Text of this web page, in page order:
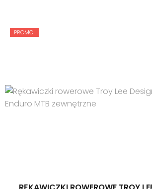
PROMO!